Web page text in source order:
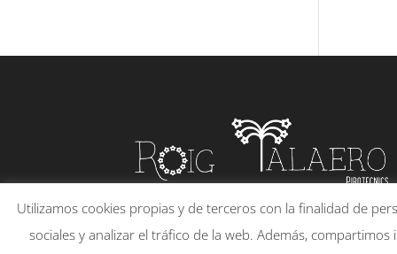
Utilizamos cookies propias y de terceros con la finalidad de
sociales y analizar el tráfico de la web. Además,